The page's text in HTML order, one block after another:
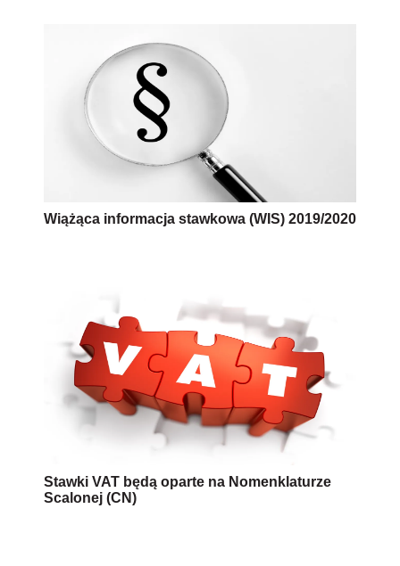
Wiążąca informacja stawkowa (WIS) 2019/2020
Stawki VAT będą oparte na Nomenklaturze
Scalonej (CN)